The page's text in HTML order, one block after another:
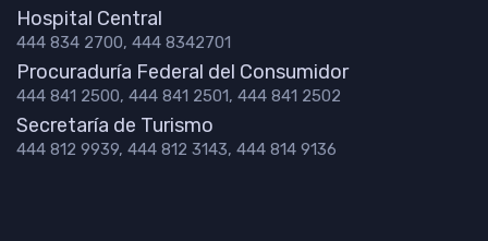
Hospital Central
444 834 2700, 444 8342701
Procuraduría Federal del Consumidor
444 841 2500, 444 841 2501, 444 841 2502
Secretaría de Turismo
444 812 9939, 444 812 3143, 444 814 9136